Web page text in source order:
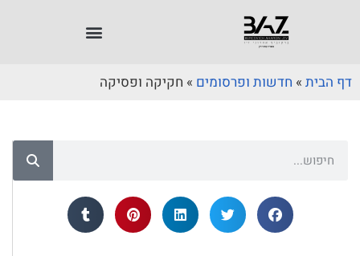
דף הבית » חדשות ופרסומים » חקיקה ופסיקה